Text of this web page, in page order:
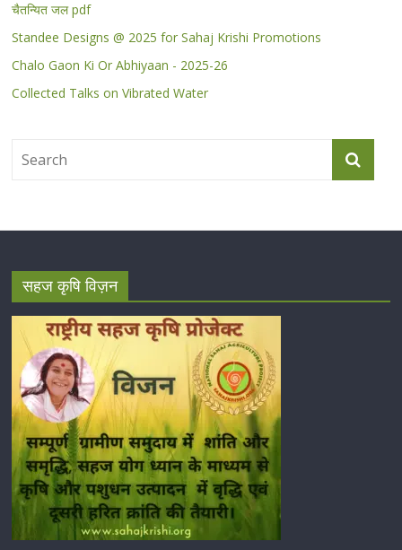
चैतन्यित जल pdf
Standee Designs @ 2025 for Sahaj Krishi Promotions
Chalo Gaon Ki Or Abhiyaan - 2025-26
Collected Talks on Vibrated Water
सहज कृषि विज़न